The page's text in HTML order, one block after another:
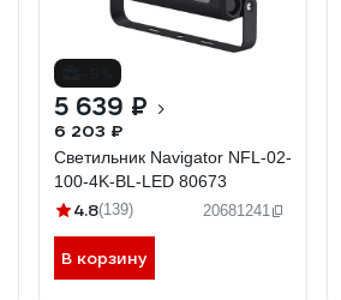
5 639 ₽
6 203 ₽
Светильник Navigator NFL-02-
100-4K-BL-LED 80673
4.8(139) 20681241
В корзину